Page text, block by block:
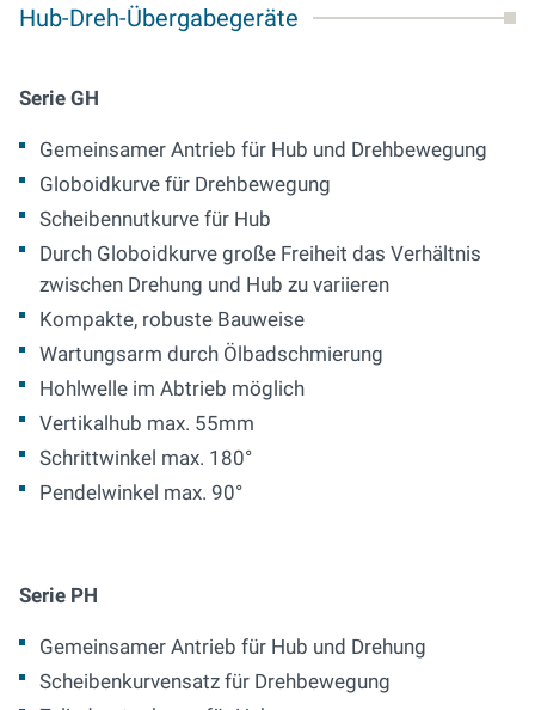
Hub-Dreh-Übergabegeräte
Serie GH
Gemeinsamer Antrieb für Hub und Drehbewegung
Globoidkurve für Drehbewegung
Scheibennutkurve für Hub
Durch Globoidkurve große Freiheit das Verhältnis
zwischen Drehung und Hub zu variieren
Kompakte, robuste Bauweise
Wartungsarm durch Ölbadschmierung
Hohlwelle im Abtrieb möglich
Vertikalhub max. 55mm
Schrittwinkel max. 180°
Pendelwinkel max. 90°
Serie PH
Gemeinsamer Antrieb für Hub und Drehung
Scheibenkurvensatz für Drehbewegung